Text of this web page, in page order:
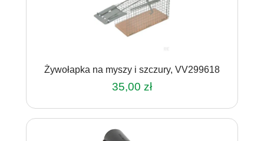
Żywołapka na myszy i szczury, VV299618
35,00 zł